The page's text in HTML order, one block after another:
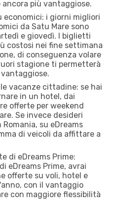
più vantaggiose.
economici: i giorni migliori
da Satu Mare sono
e giovedì. I biglietti
costosi nei fine settimana
di conseguenza volare
stagione ti permetterà
vacanze cittadine: se hai
in un hotel, dai
offerte per weekend
Se invece desideri
su eDreams
di veicoli da affittare a
di eDreams Prime:
eDreams Prime, avrai
offerte su voli, hotel e
con il vantaggio
con maggiore flessibilità